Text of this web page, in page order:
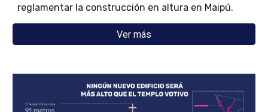
reglamentar la construcción en altura en Maipú.
Ver más